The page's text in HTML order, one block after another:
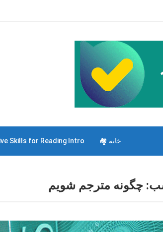
خانه 🏘 Skills for Reading Intro
چگونه مترجم شویم